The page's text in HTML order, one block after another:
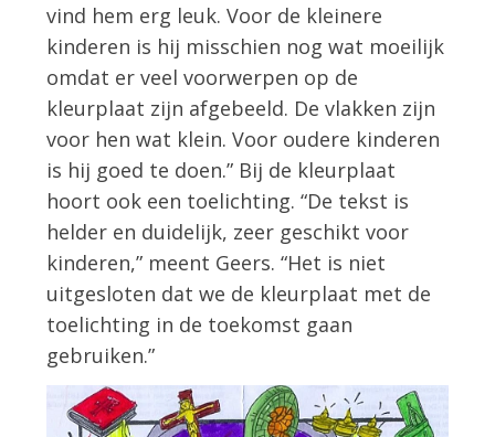
vind hem erg leuk. Voor de kleinere
kinderen is hij misschien nog wat moeilijk
omdat er veel voorwerpen op de
kleurplaat zijn afgebeeld. De vlakken zijn
voor hen wat klein. Voor oudere kinderen
is hij goed te doen.” Bij de kleurplaat
hoort ook een toelichting. “De tekst is
helder en duidelijk, zeer geschikt voor
kinderen,” meent Geers. “Het is niet
uitgesloten dat we de kleurplaat met de
toelichting in de toekomst gaan
gebruiken.”